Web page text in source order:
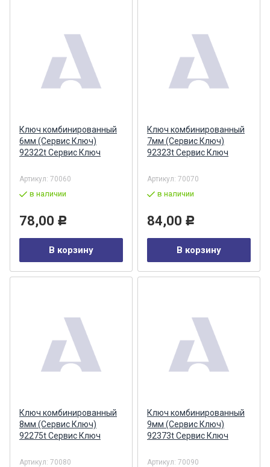
Ключ комбинированный
6мм (Сервис Ключ)
92322t Сервис Ключ
Артикул: 70060
в наличии
78,00 Р
В корзину
Ключ комбинированный
7мм (Сервис Ключ)
92323t Сервис Ключ
Артикул: 70070
в наличии
84,00 Р
В корзину
Ключ комбинированный
8мм (Сервис Ключ)
92275t Сервис Ключ
Артикул: 70080
Ключ комбинированный
9мм (Сервис Ключ)
92373t Сервис Ключ
Артикул: 70090